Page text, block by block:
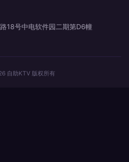
18号中电软件园二期第D6幢
自助KTV 版权所有